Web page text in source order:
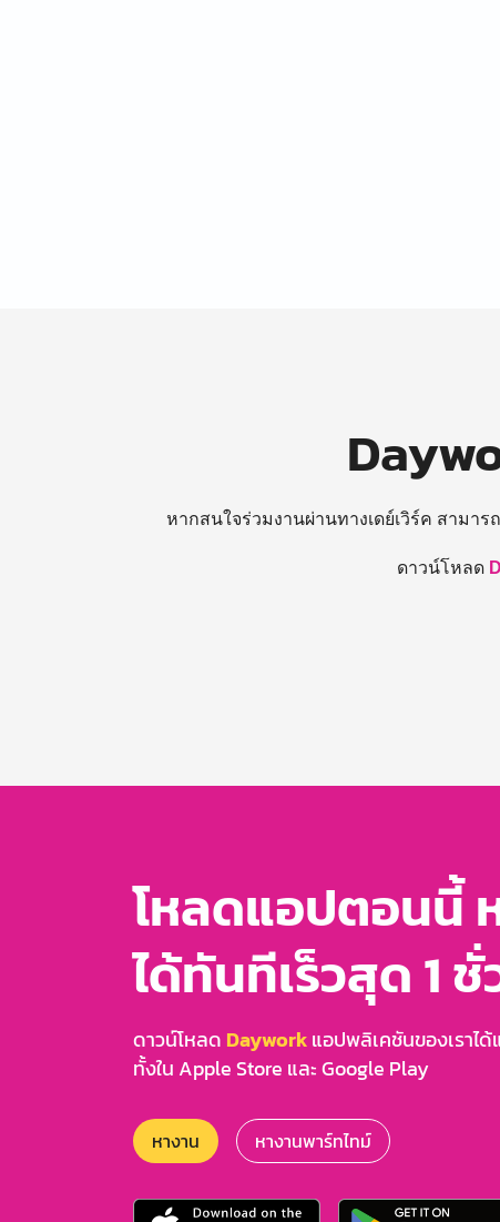
หากสนใจร่วมงานผ่านทางเดย์เวิร์ค สามา
ดาวน์โหลด
โหลดแอปตอนนี้
ได้ทันทีเร็วสุด 1 ชั่
ดาวน์โหลด Dayworkแอปพลิเคชันของเราไ
ทั้งใน Apple Store และ Google Play
หางาน หางานพาร์ทไทม์